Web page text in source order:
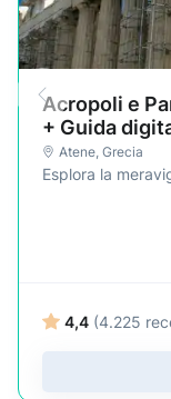
Acropoli e
+ Guida
Atene, Grecia
Esplora la
4,4 (4.225